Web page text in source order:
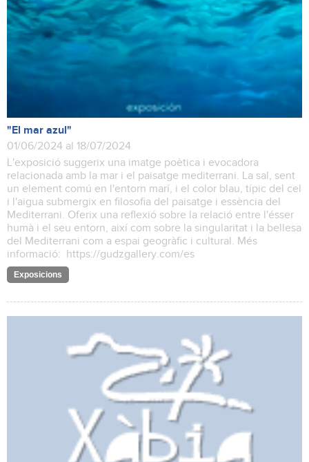
"El mar azul"
01/06/2024 al 18/07/2024
L'exposició suggerix una imatge poètica i evocadora
relacionada amb la mar i el paisatge mediterrani. La sal, sent
un element comú en l'entorn marí, i el color blau, típic del cel
i l'aigua submergix en filosofia del paisatge i essència del
Mediterrani. Oferix una reflexió sobre la relació entre l'ésser
humà i el seu entorn, així com sobre la singularitat i la bellesa
del Mediterrani com a espai geogràfic i cultural. Més
informació: https://gudzgallery.com/es
Exposicions